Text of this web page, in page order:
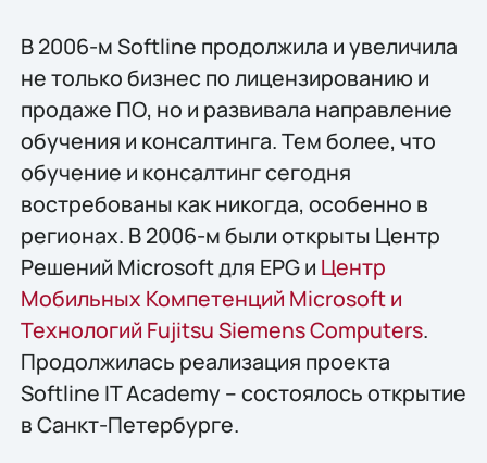
В 2006-м Softline продолжила и увеличила
не только бизнес по лицензированию и
продаже ПО, но и развивала направление
обучения и консалтинга. Тем более, что
обучение и консалтинг сегодня
востребованы как никогда, особенно в
регионах. В 2006-м были открыты Центр
Решений Microsoft для EPG и Центр
Мобильных Компетенций Microsoft и
Технологий Fujitsu Siemens Computers.
Продолжилась реализация проекта
Softline IT Academy – состоялось открытие
в Санкт-Петербурге.